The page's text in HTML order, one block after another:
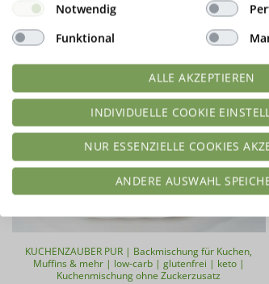
KUCHENZAUBER PUR | Backmischung für Kuchen,
Muffins & mehr | low-carb | glutenfrei | keto |
Kuchenmischung ohne Zuckerzusatz
Notwendig
Funktional
ALLE AKZEPTIEREN
INDIVIDUELLE COOKIE
NUR ESSENZIELLE COOKIES
ANDERE AUSWAHL